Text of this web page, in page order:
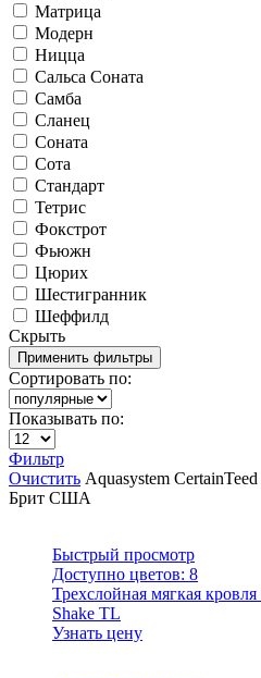
Матрица
Модерн
Ницца
Сальса Соната
Самба
Сланец
Соната
Сота
Стандарт
Тетрис
Фокстрот
Фьюжн
Цюрих
Шестигранник
Шеффилд
Скрыть
Сортировать по:
Показывать по:
Фильтр
Очистить Aquasystem CertainTeed
Брит США
Быстрый просмотр
Доступно цветов: 8
Трехслойная мягкая
Shake TL
Узнать цену